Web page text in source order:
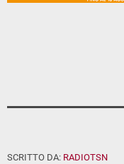
SCRITTO DA: RADIOTSN